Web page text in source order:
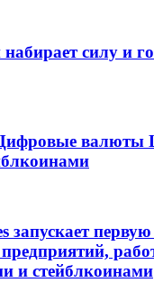
силу и
валюты
запускает
и стейблкоинами